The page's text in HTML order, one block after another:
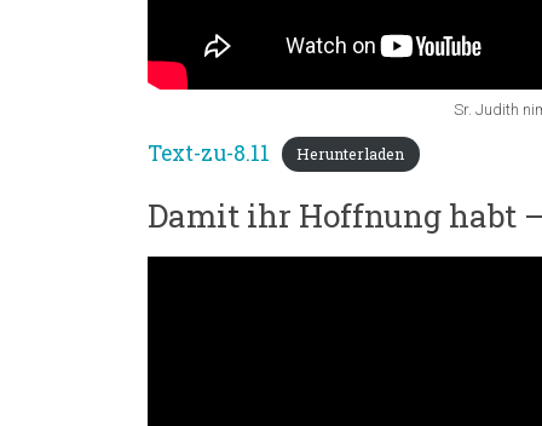
Sr. Judith
Text-zu-8.11 Herunterladen
Damit ihr Hoffnung habt –